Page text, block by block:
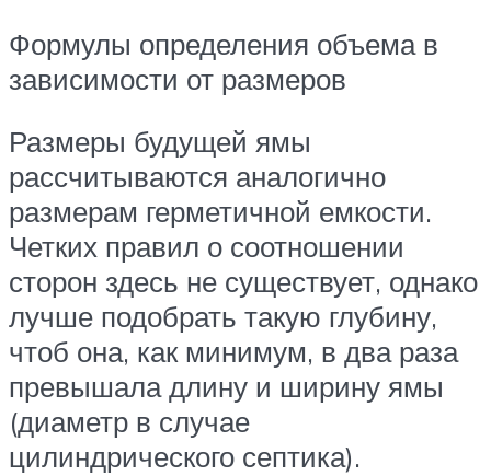
Формулы определения объема в
зависимости от размеров
Размеры будущей ямы
рассчитываются аналогично
размерам герметичной емкости.
Четких правил о соотношении
сторон здесь не существует, однако
лучше подобрать такую глубину,
чтоб она, как минимум, в два раза
превышала длину и ширину ямы
(диаметр в случае
цилиндрического септика).